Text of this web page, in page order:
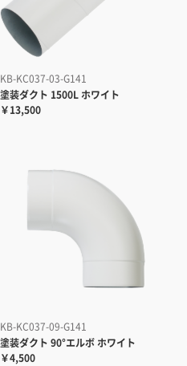
KB-KC037-03-G141
塗装ダクト 1500L ホワイト
￥13,500
KB-KC037-09-G141
塗装ダクト 90°エルボ ホワイト
￥4,500